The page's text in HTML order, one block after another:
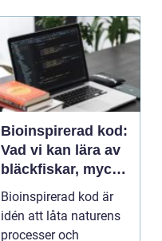
Bioinspirerad kod:
Vad vi kan lära av
bläckfiskar, mycel
och mossa när vi
bygger nya system
Bioinspirerad kod är
idén att låta naturens
processer och